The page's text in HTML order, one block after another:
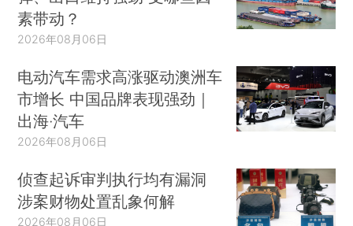
力，正在走向终结。其二，全球经济面临刘易斯拐
点的到来（见图1）。当我们用尽传统部门的剩余
劳动力和生产能力，并开始以一种非常不同的方
式，通过生产率提高来驱动增长时，就到了刘易斯
拐点。其三，备受关注的老龄化问题（见表1）。
如果看全球经济产出的来源，我们会发现超过75%
意味着很多不同的东西，比如抚养比上升，以及在
某些情况下，劳动力实际上正在减少，这同时也产
素带动？
2026年08月06日
电动汽车需求高涨驱动澳洲车
市增长 中国品牌表现强劲｜
出海·汽车
2026年08月06日
侦查起诉审判执行均有漏洞
涉案财物处置乱象何解
2026年08月06日